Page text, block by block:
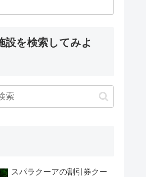
設を検索してみよ
スパラクーアの割引券クー